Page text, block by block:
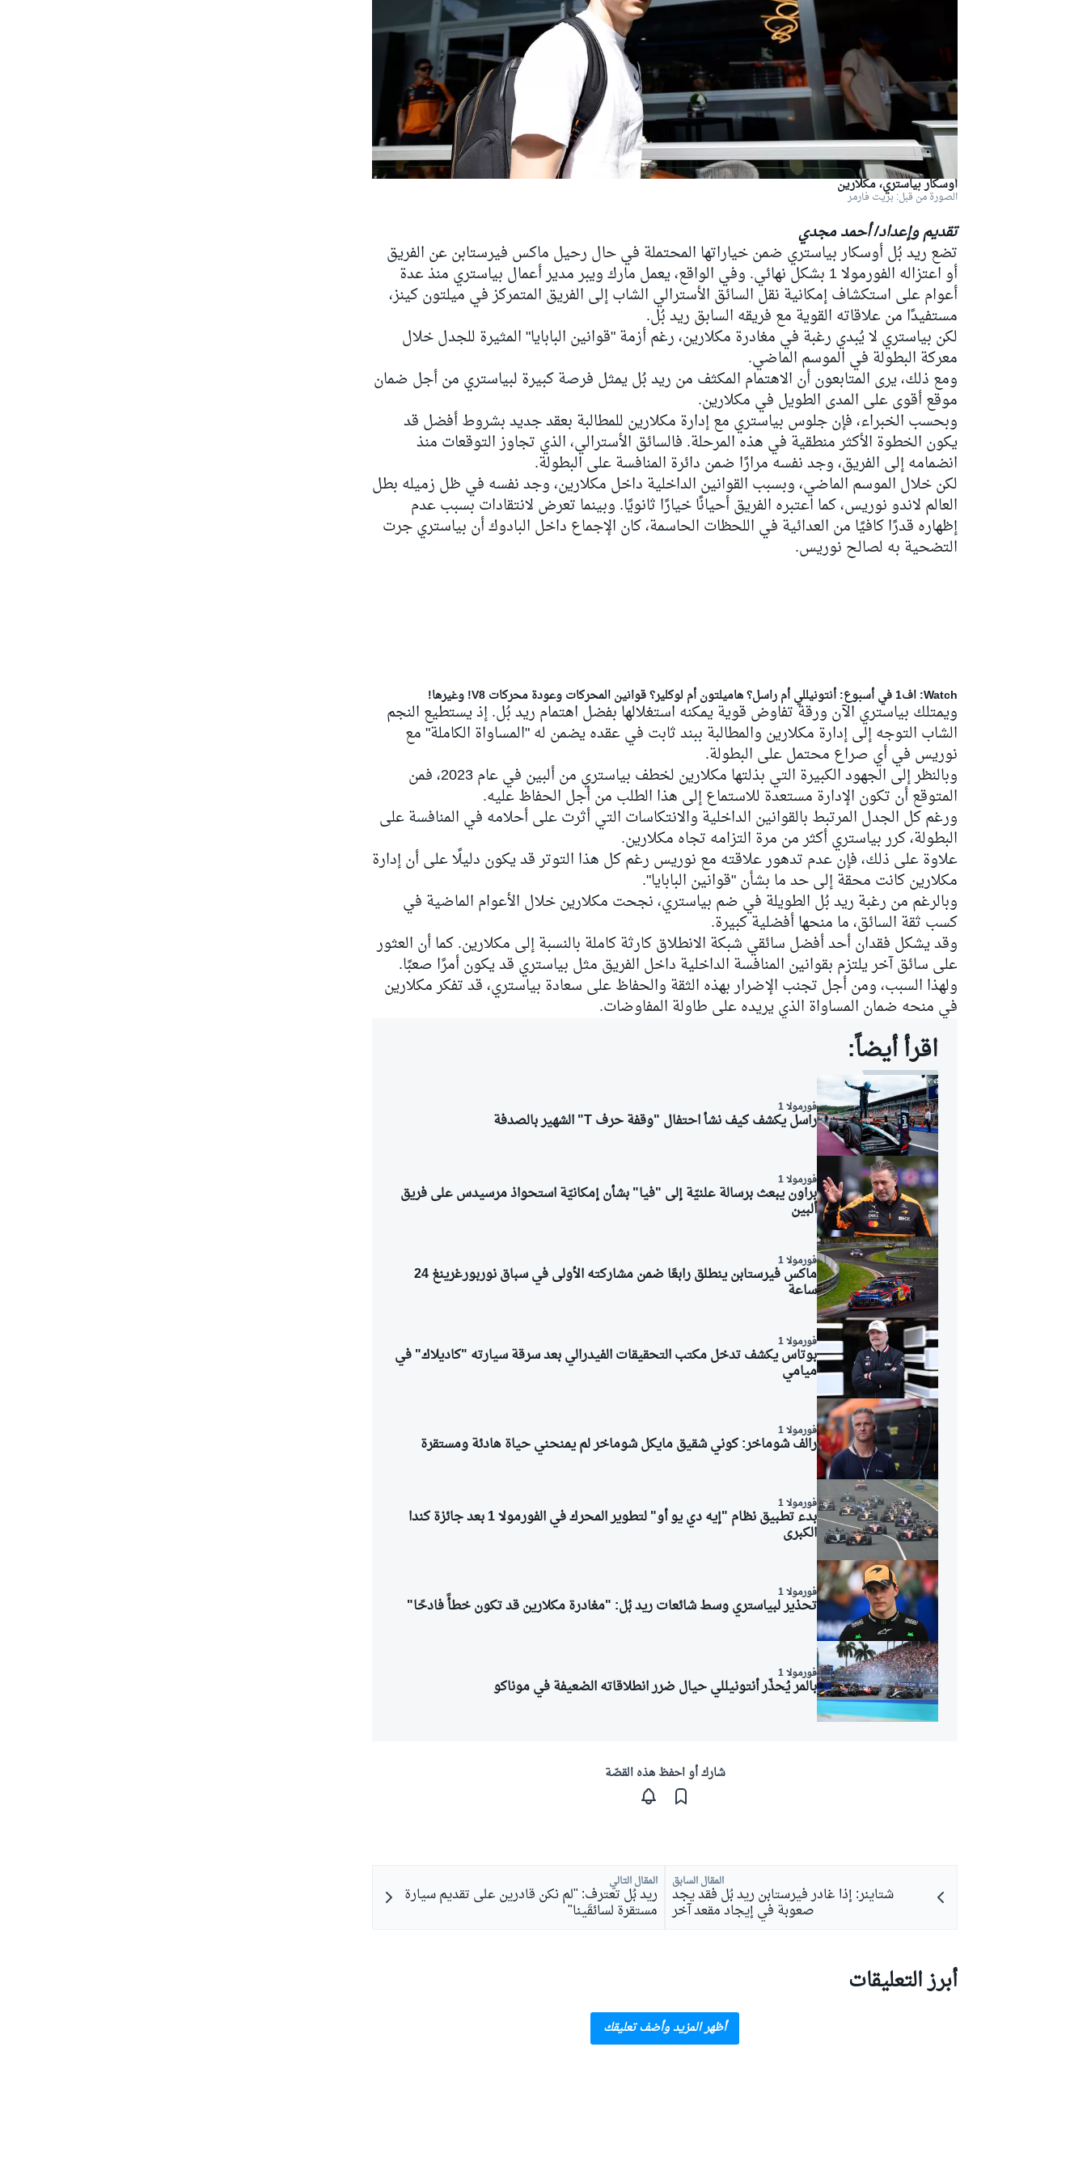
دبليو آر سي
سباقات التحمّل
بطولات أخرى
أوسكار بياستري، مكلارين
الصورة من قبل: بريت فارمر
تقديم وإعداد/ أحمد مجدي
تضع ريد بُل أوسكار بياستري ضمن خياراتها المحتملة في حال رحيل ماكس فيرستابن عن الفريق
أو اعتزاله الفورمولا 1 بشكل نهائي. وفي الواقع، يعمل مارك ويبر مدير أعمال بياستري منذ عدة
أعوام على استكشاف إمكانية نقل السائق الأسترالي الشاب إلى الفريق المتمركز في ميلتون كينز،
مستفيدًا من علاقاته القوية مع فريقه السابق ريد بُل.
لكن بياستري لا يُبدي رغبة في مغادرة مكلارين، رغم أزمة "قوانين البابايا" المثيرة للجدل خلال
معركة البطولة في الموسم الماضي.
ومع ذلك، يرى المتابعون أن الاهتمام المكثف من ريد بُل يمثل فرصة كبيرة لبياستري من أجل ضمان
موقع أقوى على المدى الطويل في مكلارين.
وبحسب الخبراء، فإن جلوس بياستري مع إدارة مكلارين للمطالبة بعقد جديد بشروط أفضل قد
يكون الخطوة الأكثر منطقية في هذه المرحلة. فالسائق الأسترالي، الذي تجاوز التوقعات منذ
انضمامه إلى الفريق، وجد نفسه مرارًا ضمن دائرة المنافسة على البطولة.
لكن خلال الموسم الماضي، وبسبب القوانين الداخلية داخل مكلارين، وجد نفسه في ظل زميله بطل
العالم لاندو نوريس، كما اعتبره الفريق أحيانًا خيارًا ثانويًا. وبينما تعرض لانتقادات بسبب عدم
إظهاره قدرًا كافيًا من العدائية في اللحظات الحاسمة، كان الإجماع داخل البادوك أن بياستري جرت
التضحية به لصالح نوريس.
Watch: اف1 في أسبوع: أنتونيللي أم راسل؟ هاميلتون أم لوكلير؟ قوانين المحركات وعودة محركات V8! وغيرها!
ويمتلك بياستري الآن ورقة تفاوض قوية يمكنه استغلالها بفضل اهتمام ريد بُل. إذ يستطيع النجم
الشاب التوجه إلى إدارة مكلارين والمطالبة ببند ثابت في عقده يضمن له "المساواة الكاملة" مع
نوريس في أي صراع محتمل على البطولة.
وبالنظر إلى الجهود الكبيرة التي بذلتها مكلارين لخطف بياستري من ألبين في عام 2023، فمن
المتوقع أن تكون الإدارة مستعدة للاستماع إلى هذا الطلب من أجل الحفاظ عليه.
ورغم كل الجدل المرتبط بالقوانين الداخلية والانتكاسات التي أثرت على أحلامه في المنافسة على
البطولة، كرر بياستري أكثر من مرة التزامه تجاه مكلارين.
علاوة على ذلك، فإن عدم تدهور علاقته مع نوريس رغم كل هذا التوتر قد يكون دليلًا على أن إدارة
مكلارين كانت محقة إلى حد ما بشأن "قوانين البابايا".
وبالرغم من رغبة ريد بُل الطويلة في ضم بياستري، نجحت مكلارين خلال الأعوام الماضية في
كسب ثقة السائق، ما منحها أفضلية كبيرة.
وقد يشكل فقدان أحد أفضل سائقي شبكة الانطلاق كارثة كاملة بالنسبة إلى مكلارين. كما أن العثور
على سائق آخر يلتزم بقوانين المنافسة الداخلية داخل الفريق مثل بياستري قد يكون أمرًا صعبًا.
ولهذا السبب، ومن أجل تجنب الإضرار بهذه الثقة والحفاظ على سعادة بياستري، قد تفكر مكلارين
في منحه ضمان المساواة الذي يريده على طاولة المفاوضات.
اقرأ أيضاً:
فورمولا 1
راسل يكشف كيف نشأ احتفال "وقفة حرف T" الشهير بالصدفة
فورمولا 1
براون يبعث برسالة علنيّة إلى "فيا" بشأن إمكانيّة استحواذ مرسيدس على فريق
ألبين
فورمولا 1
ماكس فيرستابن ينطلق رابعًا ضمن مشاركته الأولى في سباق نوربورغرينغ 24
ساعة
فورمولا 1
بوتاس يكشف تدخل مكتب التحقيقات الفيدرالي بعد سرقة سيارته "كاديلاك" في
ميامي
فورمولا 1
رالف شوماخر: كوني شقيق مايكل شوماخر لم يمنحني حياة هادئة ومستقرة
فورمولا 1
بدء تطبيق نظام "إيه دي يو أو" لتطوير المحرك في الفورمولا 1 بعد جائزة كندا
الكبرى
فورمولا 1
تحذير لبياستري وسط شائعات ريد بُل: "مغادرة مكلارين قد تكون خطأً فادحًا"
فورمولا 1
بالمر يُحذّر أنتونيللي حيال ضرر انطلاقاته الضعيفة في موناكو
شارك أو احفظ هذه القصّة
المقال السابق
شتاينر: إذا غادر فيرستابن ريد بُل فقد يجد
صعوبة في إيجاد مقعد آخر
المقال التالي
ريد بُل تعترف: "لم نكن قادرين على تقديم سيارة
مستقرة لسائقَينا"
أبرز التعليقات
أظهر المزيد وأضف تعليقك